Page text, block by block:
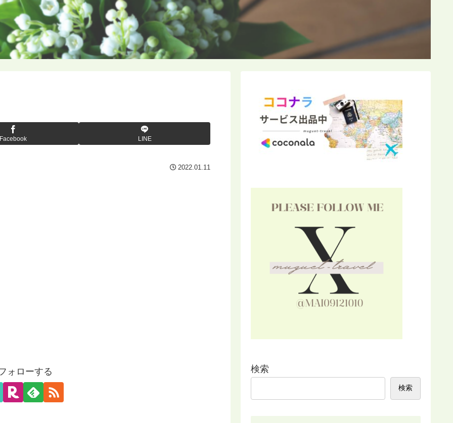
Facebook LINE
2022.01.11
ォローする 検索
検索